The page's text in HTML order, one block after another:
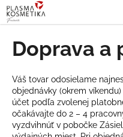
Prejsť
na
obsah
Doprava a
Váš tovar odosielame
objednávky (okrem
účet podľa zvolenej
očakávajte do 2 – 4
vyzdvihnúť v pobočke
K
o
o
p
o
t